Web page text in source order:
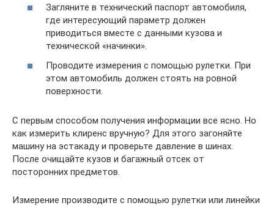
Загляните в технический паспорт автомобиля,
где интересующий параметр должен
приводиться вместе с данными кузова и
технической «начинки».
Проводите измерения с помощью рулетки. При
этом автомобиль должен стоять на ровной
поверхности.
С первым способом получения информации все ясно. Но
как измерить клиренс вручную? Для этого загоняйте
машину на эстакаду и проверьте давление в шинах.
После очищайте кузов и багажный отсек от
посторонних предметов.
Измерение производите с помощью рулетки или линейки